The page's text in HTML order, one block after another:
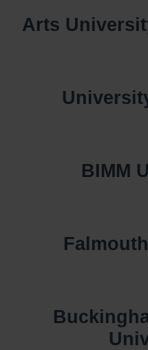
Arts
BIMM